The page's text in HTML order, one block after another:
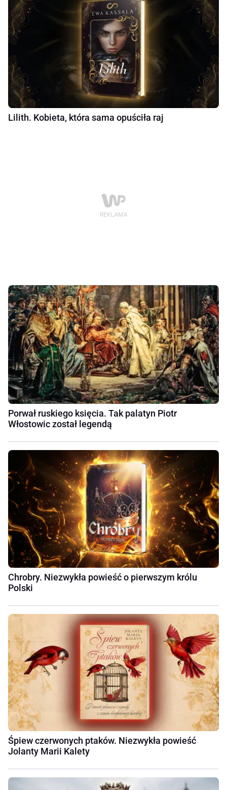
Lilith. Kobieta, która sama opuściła raj
Porwał ruskiego księcia. Tak palatyn Piotr
Włostowic został legendą
Chrobry. Niezwykła powieść o pierwszym królu
Polski
Śpiew czerwonych ptaków. Niezwykła powieść
Jolanty Marii Kalety